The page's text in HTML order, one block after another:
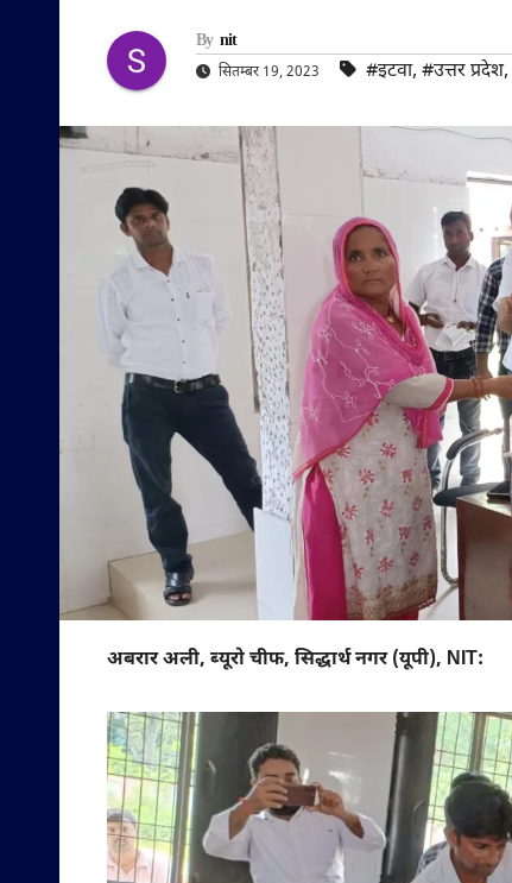
By nit
सितम्बर 19, 2023 #इटवा, #उत्तर प्रदेश,
अबरार अली, ब्यूरो चीफ, सिद्धार्थ नगर (यूपी), NIT: